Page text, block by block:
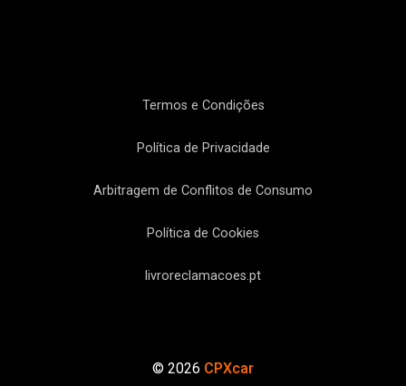
Termos e Condições
Política de Privacidade
Arbitragem de Conflitos de Consumo
Política de Cookies
livroreclamacoes.pt
© 2026 CPXcar